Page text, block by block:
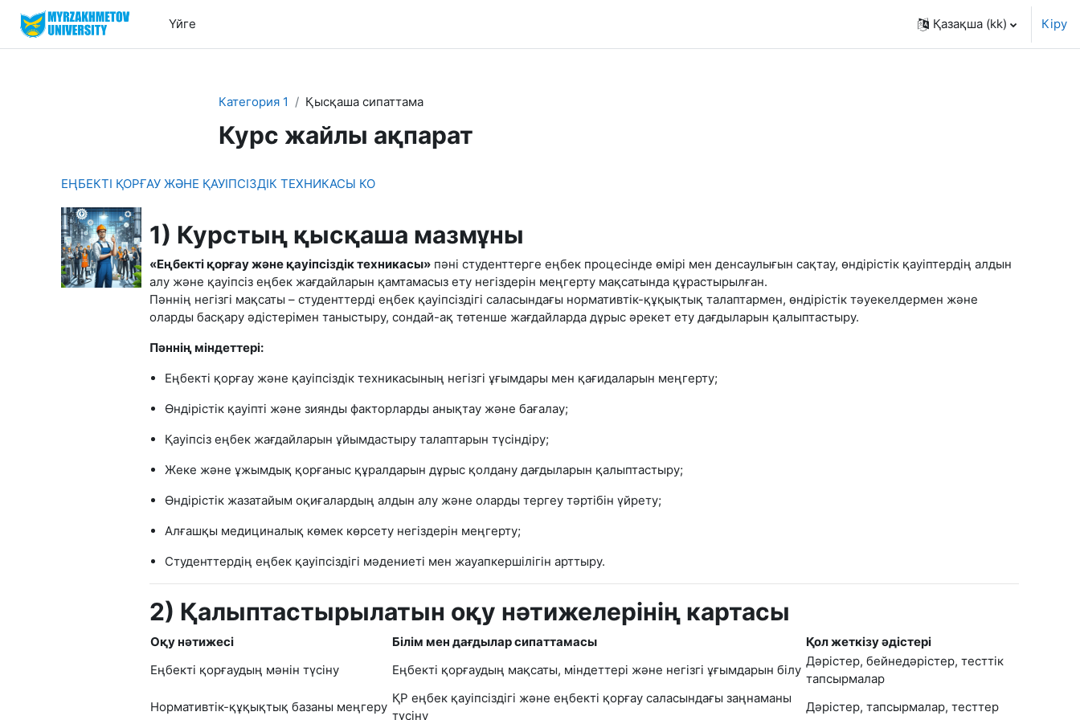
Негізгі мазмұнға
Үйге
Қазақша ‎(kk)‎ Кіру
Категория 1 Қысқаша сипаттама
Курс жайлы ақпарат
ЕҢБЕКТІ ҚОРҒАУ ЖӘНЕ ҚАУІПСІЗДІК ТЕХНИКАСЫ КО
1) Курстың қысқаша мазмұны
«Еңбекті қорғау және қауіпсіздік техникасы» пәні студенттерге еңбек процесінде өмірі мен денсаулығын сақтау, өндірістік қауіптердің алдын
алу және қауіпсіз еңбек жағдайларын қамтамасыз ету негіздерін меңгерту мақсатында құрастырылған.
Пәннің негізгі мақсаты – студенттерді еңбек қауіпсіздігі саласындағы нормативтік-құқықтық талаптармен, өндірістік тәуекелдермен және
оларды басқару әдістерімен таныстыру, сондай-ақ төтенше жағдайларда дұрыс әрекет ету дағдыларын қалыптастыру.
Пәннің міндеттері:
Еңбекті қорғау және қауіпсіздік техникасының негізгі ұғымдары мен қағидаларын меңгерту;
Өндірістік қауіпті және зиянды факторларды анықтау және бағалау;
Қауіпсіз еңбек жағдайларын ұйымдастыру талаптарын түсіндіру;
Жеке және ұжымдық қорғаныс құралдарын дұрыс қолдану дағдыларын қалыптастыру;
Өндірістік жазатайым оқиғалардың алдын алу және оларды тергеу тәртібін үйрету;
Алғашқы медициналық көмек көрсету негіздерін меңгерту;
Студенттердің еңбек қауіпсіздігі мәдениеті мен жауапкершілігін арттыру.
2) Қалыптастырылатын оқу нәтижелерінің картасы
Оқу нәтижесі Білім мен дағдылар сипаттамасы
Қол жеткізу әдістері
Еңбекті қорғаудың мәнін түсіну
Еңбекті қорғаудың мақсаты, міндеттері және негізгі ұғымдарын білу
Дәрістер, бейнедәрістер, тесттік
тапсырмалар
Нормативтік-құқықтық базаны меңгеру
ҚР еңбек қауіпсіздігі және еңбекті қорғау саласындағы заңнаманы
түсіну
Дәрістер, тапсырмалар, тесттер